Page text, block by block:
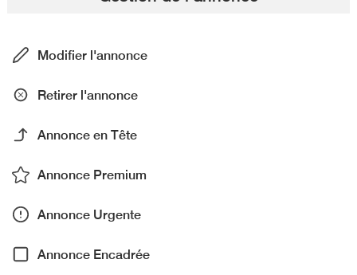
Modifier l'annonce
Retirer l'annonce
Annonce en Tête
Annonce Premium
Annonce Urgente
Annonce Encadrée